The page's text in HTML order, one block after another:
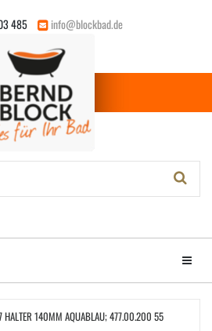
485 info@blockbad.de
Menü
HALTER 140MM AQUABLAU; 477.00.200 55